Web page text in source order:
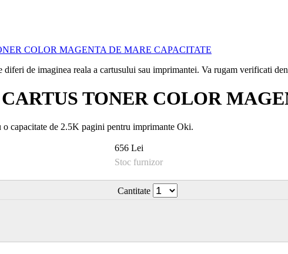
diferi de imaginea reala a cartusului sau imprimantei. Va rugam verificati
CARTUS TONER COLOR
o capacitate de 2.5K pagini pentru imprimante Oki.
656 Lei
Stoc furnizor
Cantitate